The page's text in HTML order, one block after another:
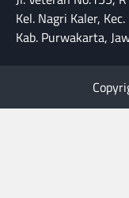
Kel. Nagri Kaler,
Kab. Purwakarta,